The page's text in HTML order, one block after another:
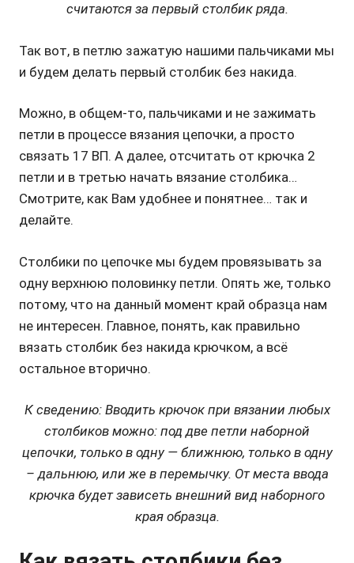
считаются за первый столбик ряда.
Так вот, в петлю зажатую нашими пальчиками мы
и будем делать первый столбик без накида.
Можно, в общем-то, пальчиками и не зажимать
петли в процессе вязания цепочки, а просто
связать 17 ВП. А далее, отсчитать от крючка 2
петли и в третью начать вязание столбика…
Смотрите, как Вам удобнее и понятнее… так и
делайте.
Столбики по цепочке мы будем провязывать за
одну верхнюю половинку петли. Опять же, только
потому, что на данный момент край образца нам
не интересен. Главное, понять, как правильно
вязать столбик без накида крючком, а всё
остальное вторично.
К сведению: Вводить крючок при вязании любых
столбиков можно: под две петли наборной
цепочки, только в одну — ближнюю, только в одну
– дальнюю, или же в перемычку. От места ввода
крючка будет зависеть внешний вид наборного
края образца.